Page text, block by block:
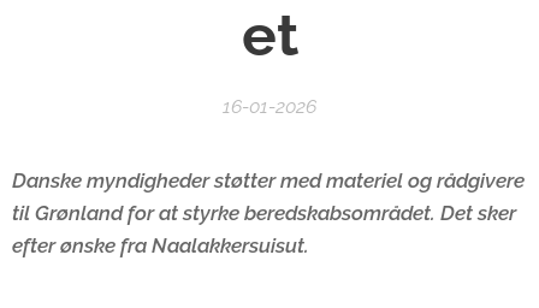
et
16-01-2026
Danske myndigheder støtter med materiel og rådgivere
til Grønland for at styrke beredskabsområdet. Det sker
efter ønske fra Naalakkersuisut.